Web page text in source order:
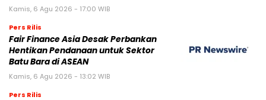
Kamis, 6 Agu 2026 - 17:00 WIB
Pers Rilis
Fair Finance Asia Desak Perbankan
Hentikan Pendanaan untuk Sektor
Batu Bara di ASEAN
Kamis, 6 Agu 2026 - 13:02 WIB
Pers Rilis